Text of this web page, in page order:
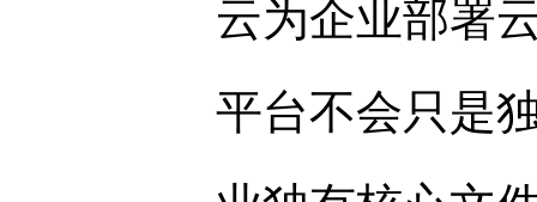
云为企业部署
平台不会只是